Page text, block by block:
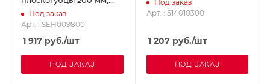
1000В SUPER-EGO
SEH009800
Под заказ
Арт. : SEH009800
1 917 руб./шт
ПОД ЗАКАЗ
Под заказ
Арт. : 514010300
1 207руб./шт
ПОД ЗАКАЗ